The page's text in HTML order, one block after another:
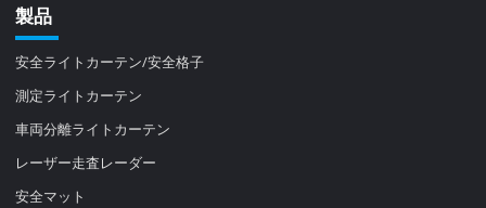
製品
安全ライトカーテン/安全格子
測定ライトカーテン
車両分離ライトカーテン
レーザー走査レーダー
安全マット